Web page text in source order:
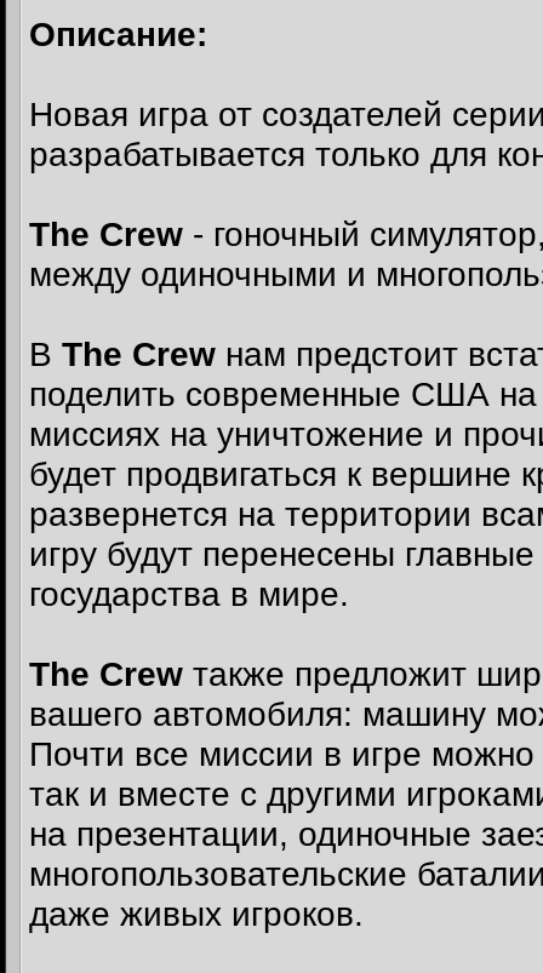
Описание:
Новая игра от создателей
разрабатывается только для
The Crew - гоночный
между одиночными и
В The Crew нам предстоит
поделить современные США на
миссиях на уничтожение и
будет продвигаться к вершине
развернется на территории
игру будут перенесены
государства в мире.
The Crew также предложит
вашего автомобиля: машину
Почти все миссии в игре
так и вместе с другими
на презентации, одиночные
многопользовательские
даже живых игроков.